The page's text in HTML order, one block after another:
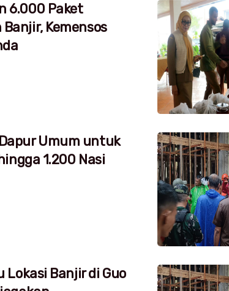
6.000 Paket
Kemensos
Umum untuk
1.200 Nasi
Lokasi Banjir di Guo